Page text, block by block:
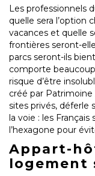
Les professionnels
quelle sera l’option
vacances et quelle
frontières seront-
parcs seront-ils
comporte
risque d’être
créé par
sites privés, déferle
la voie : les
l’hexagone pour
Appart-
logement